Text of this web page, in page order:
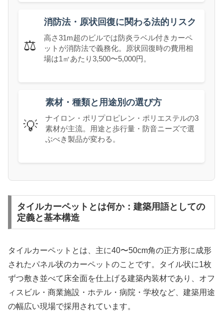
⚖️
消防法・原状回復に関わる法的リスク
高さ31m超のビルでは防炎ラベル付きカーペ
ットが消防法で義務化。原状回復時の費用相
場は1㎡あたり3,500〜5,000円。
💡
素材・種類と用途別の選び方
ナイロン・ポリプロピレン・ポリエステルの3
素材が主流。用途と歩行量・防音ニーズで選
ぶべき製品が変わる。
タイルカーペットとは何か：建築用語としての
定義と基本構造
タイルカーペットとは、主に40〜50cm角の正方形に成形
されたパネル状のカーペットのことです。タイル状に1枚
ずつ敷き並べて床全面を仕上げる建築内装材であり、オフ
ィスビル・商業施設・ホテル・病院・学校など、建築用途
の幅広い現場で採用されています。